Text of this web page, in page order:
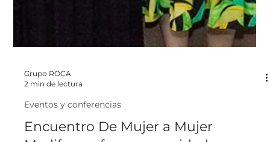
Grupo ROCA
2 min de lectura
Eventos y conferencias